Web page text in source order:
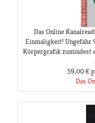
Das Online
Einmaligkeit! Ungefähr
Körpergrafik zumindest
59,00 €
Das